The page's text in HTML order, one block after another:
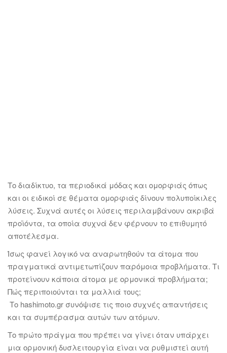
Το διαδίκτυο, τα περιοδικά μόδας και ομορφιάς όπως
και οι ειδικοί σε θέματα ομορφιάς δίνουν πολυποίκιλες
λύσεις. Συχνά αυτές οι λύσεις περιλαμβάνουν ακριβά
προϊόντα, τα οποία συχνά δεν φέρνουν το επιθυμητό
αποτέλεσμα.
Ίσως φανεί λογικό να αναρωτηθούν τα άτομα που
πραγματικά αντιμετωπίζουν παρόμοια προβλήματα. Τι
προτείνουν κάποια άτομα με ορμονικά προβλήματα;
Πώς περιποιούνται τα μαλλιά τους;
Το hashimoto.gr συνόψισε τις ποιο συχνές απαντήσεις
και τα συμπέρασμα αυτών των ατόμων.
Το πρώτο πράγμα που πρέπει να γίνει όταν υπάρχει
μια ορμονική δυσλειτουργία είναι να ρυθμιστεί αυτή